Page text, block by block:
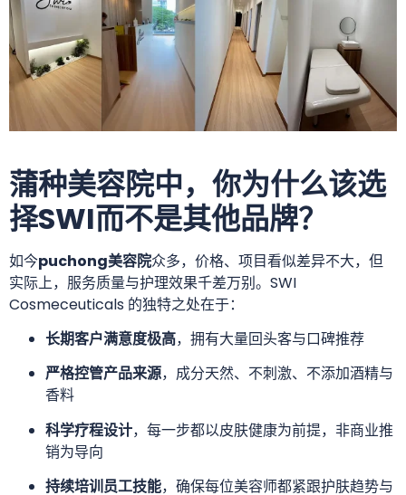
蒲种美容院中，你为什么该选
择SWI而不是其他品牌？
如今puchong美容院众多，价格、项目看似差异不大，但
实际上，服务质量与护理效果千差万别。SWI
Cosmeceuticals 的独特之处在于：
长期客户满意度极高，拥有大量回头客与口碑推荐
严格控管产品来源，成分天然、不刺激、不添加酒精与
香料
科学疗程设计，每一步都以皮肤健康为前提，非商业推
销为导向
持续培训员工技能，确保每位美容师都紧跟护肤趋势与